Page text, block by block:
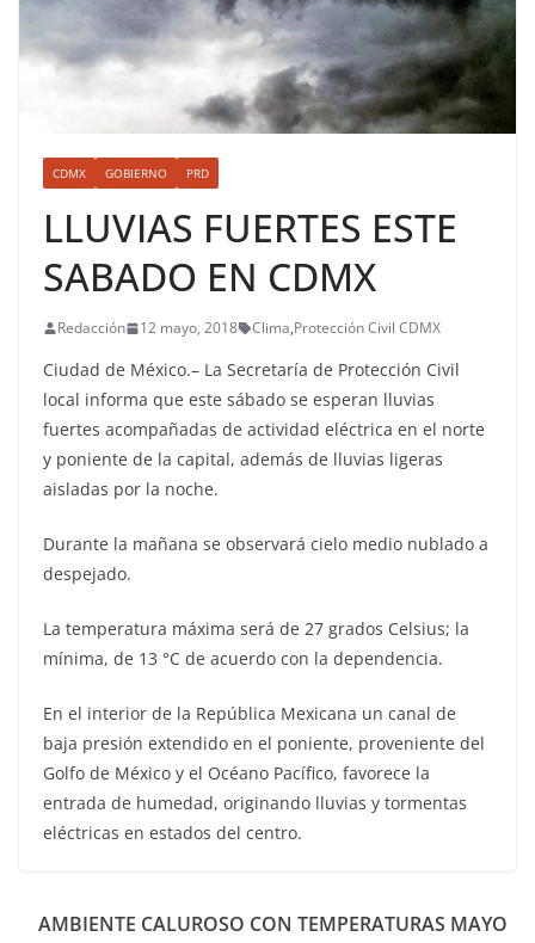
CDMX GOBIERNO PRD
LLUVIAS FUERTES ESTE
SABADO EN CDMX
Redacción 12 mayo, 2018 Clima,Protección Civil CDMX
Ciudad de México.– La Secretaría de Protección Civil
local informa que este sábado se esperan lluvias
fuertes acompañadas de actividad eléctrica en el norte
y poniente de la capital, además de lluvias ligeras
aisladas por la noche.
Durante la mañana se observará cielo medio nublado a
despejado.
La temperatura máxima será de 27 grados Celsius; la
mínima, de 13 °C de acuerdo con la dependencia.
En el interior de la República Mexicana un canal de
baja presión extendido en el poniente, proveniente del
Golfo de México y el Océano Pacífico, favorece la
entrada de humedad, originando lluvias y tormentas
eléctricas en estados del centro.
AMBIENTE CALUROSO CON TEMPERATURAS MAYO